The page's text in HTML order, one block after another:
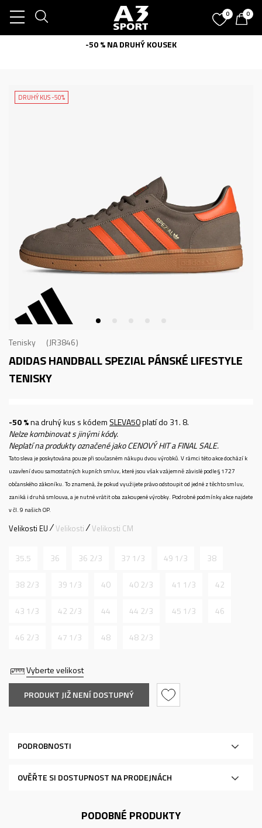
0 0
-50 % NA DRUHÝ KOUSEK
DRUHÝ KUS -50%
Tenisky JR3846
ADIDAS HANDBALL SPEZIALPÁNSKÉ LIFESTYLE
TENISKY
-50 %na druhý kus s kódem SLEVA50platí do 31. 8.
Nelze kombinovat s jinými kódy.
Neplatí na produkty označené jako CENOVÝ HIT a FINAL SALE.
Tato sleva je poskytována pouze při současném nákupu dvou výrobků. V rámci této akce dochází k
uzavření dvou samostatných kupních smluv, které jsou však vzájemně závislé podle § 1727
občanského zákoníku. To znamená, že pokud využijete právo odstoupit od jedné z těchto smluv,
zaniká i druhá smlouva, a je nutné vrátit oba zakoupené výrobky. Podrobné podmínky akce najdete
v čl. 9 našich OP.
Vyberte velikost
Velikosti EU Velikosti Velikosti CM
35.5 36 36 2/3 37 1/3 49 1/3 38
38 2/3 39 1/3 40 40 2/3 41 1/3 42
43 1/3 42 2/3 44 44 2/3 45 1/3 46
46 2/3 47 1/3 48 48 2/3
PRODUKT JIŽ NENÍ DOSTUPNÝ
PODROBNOSTI
OVĚŘTE SI DOSTUPNOST NA PRODEJNÁCH
PODOBNÉ PRODUKTY